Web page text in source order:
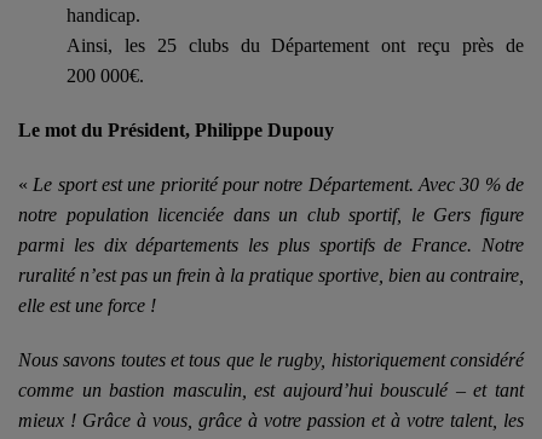
handicap.
Ainsi, les 25 clubs du Département ont reçu près de
200 000€.
Le mot du Président, Philippe Dupouy
« Le sport est une priorité pour notre Département. Avec 30 % de
notre population licenciée dans un club sportif, le Gers figure
parmi les dix départements les plus sportifs de France. Notre
ruralité n’est pas un frein à la pratique sportive, bien au contraire,
elle est une force !
Nous savons toutes et tous que le rugby, historiquement considéré
comme un bastion masculin, est aujourd’hui bousculé – et tant
mieux ! Grâce à vous, grâce à votre passion et à votre talent, les